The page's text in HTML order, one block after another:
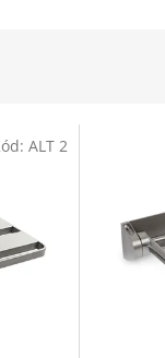
ALT 2